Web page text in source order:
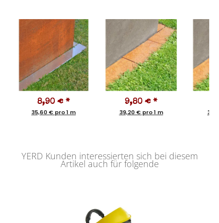
8,90 € *
35,60 € pro 1 m
9,80 € *
39,20 € pro 1 m
YERD Kunden interessierten sich bei diesem
Artikel auch für folgende